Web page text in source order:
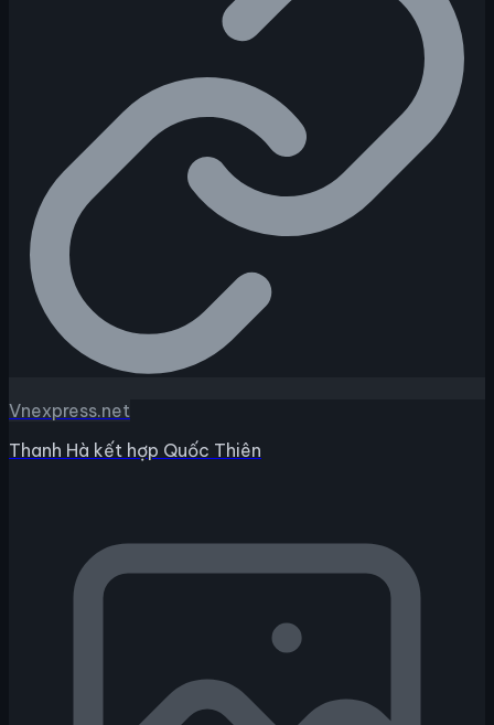
Vnexpress.net
Thanh Hà kết hợp Quốc Thiên